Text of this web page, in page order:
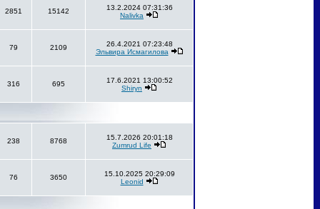
2851 15142
13.2.2024 07:31:36
Nalivka
79 2109
26.4.2021 07:23:48
Эльвира Исмагилова
316 695
17.6.2021 13:00:52
Shiryn
238 8768
15.7.2026 20:01:18
Zumrud Life
76 3650
15.10.2025 20:29:09
Leonid